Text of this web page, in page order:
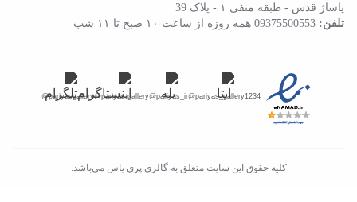
پاساژ قدس - طبقه منفی ۱ - پلاک 39
تلفن: 09375500553 همه روزه از ساعت ۱۰ صبح تا ۱۱ شب
@pariyas_gallery1234
@pariyas_ir
@pariyas.gallery
@pariyasgallery
کلیه حقوق این سایت متعلق به گالری پری یاس می‌باشد.